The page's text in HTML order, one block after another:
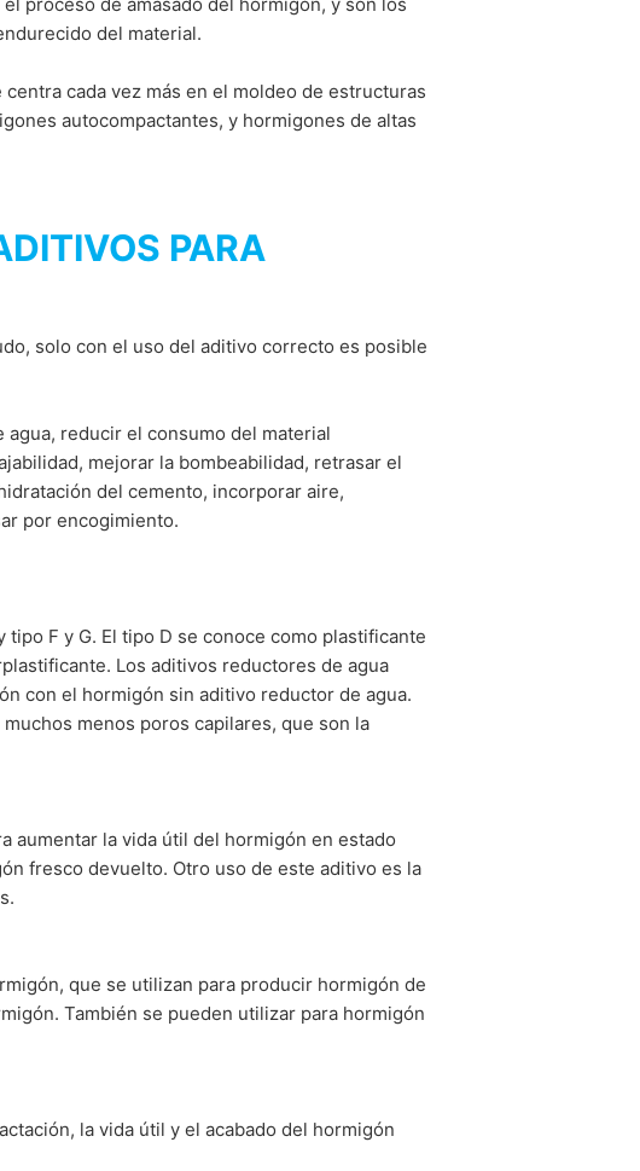
del material.
cada vez más en el moldeo de estructuras
autocompactantes, y hormigones de altas
PARA
solo con el uso del aditivo correcto es posible
reducir el consumo del material
mejorar la bombeabilidad, retrasar el
del cemento, incorporar aire,
por encogimiento.
F y G. El tipo D se conoce como plastificante
Los aditivos reductores de agua
con el hormigón sin aditivo reductor de agua.
menos poros capilares, que son la
aumentar la vida útil del hormigón en estado
fresco devuelto. Otro uso de este aditivo es la
que se utilizan para producir hormigón de
También se pueden utilizar para hormigón
la vida útil y el acabado del hormigón